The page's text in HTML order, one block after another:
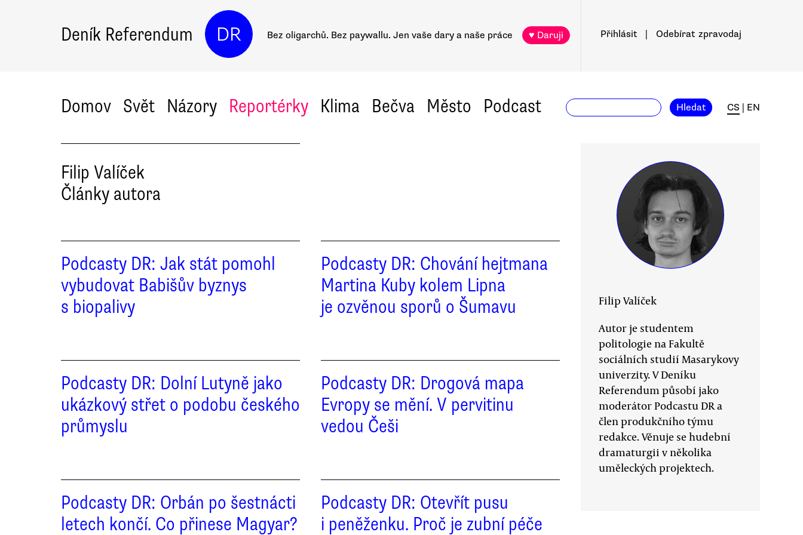
Deník Referendum DR Bez oligarchů. Bez paywallu. Jen vaše dary a naše práce ♥ Daruji Přihlásit Odebírat zpravodaj
Domov Svět Názory Reportérky Klima Bečva Město Podcast Hledat CS EN
Filip Valíček
Články autora
Podcasty DR: Jak stát pomohl
vybudovat Babišův byznys
s biopalivy
Podcasty DR: Chování hejtmana
Martina Kuby kolem Lipna
je ozvěnou sporů o Šumavu
Podcasty DR: Dolní Lutyně jako
ukázkový střet o podobu českého
průmyslu
Podcasty DR: Drogová mapa
Evropy se mění. V pervitinu
vedou Češi
Podcasty DR: Orbán po šestnácti
letech končí. Co přinese Magyar?
Podcasty DR: Otevřít pusu
i peněženku. Proč je zubní péče
Filip Valíček
Autor je studentem
politologie na Fakultě
sociálních studií Masarykovy
univerzity. V Deníku
Referendum působí jako
moderátor Podcastu DR a
člen produkčního týmu
redakce. Věnuje se hudební
dramaturgii v několika
uměleckých projektech.